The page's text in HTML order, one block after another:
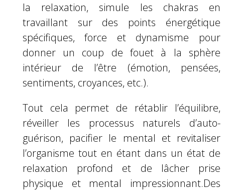
la relaxation, simule les chakras en
travaillant sur des points énergétique
spécifiques, force et dynamisme pour
donner un coup de fouet à la sphère
intérieur de l’être (émotion, pensées,
sentiments, croyances, etc.).
Tout cela permet de rétablir l’équilibre,
réveiller les processus naturels d’auto-
guérison, pacifier le mental et revitaliser
l’organisme tout en étant dans un état de
relaxation profond et de lâcher prise
physique et mental impressionnant.Des